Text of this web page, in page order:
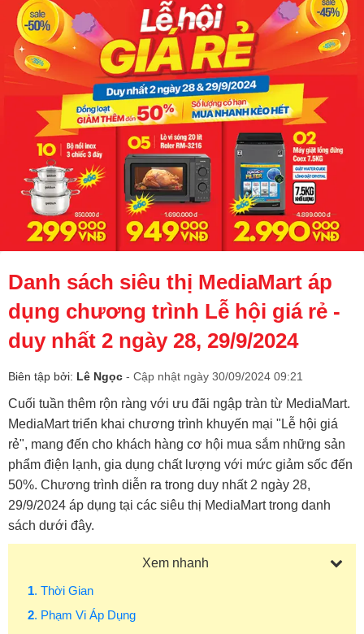
Danh sách siêu thị MediaMart áp
dụng chương trình Lễ hội giá rẻ -
duy nhất 2 ngày 28, 29/9/2024
Biên tập bởi: Lê Ngọc - Cập nhật ngày 30/09/2024 09:21
Cuối tuần thêm rộn ràng với ưu đãi ngập tràn từ MediaMart.
MediaMart triển khai chương trình khuyến mại "Lễ hội giá
rẻ", mang đến cho khách hàng cơ hội mua sắm những sản
phẩm điện lạnh, gia dụng chất lượng với mức giảm sốc đến
50%. Chương trình diễn ra trong duy nhất 2 ngày 28,
29/9/2024 áp dụng tại các siêu thị MediaMart trong danh
sách dưới đây.
Xem nhanh
1. Thời Gian
2. Phạm Vi Áp Dụng